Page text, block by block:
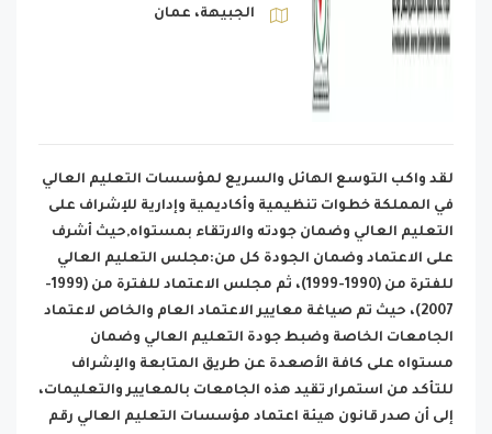
الجبيهة، عمان
لقد واكب التوسع الهائل والسريع لمؤسسات التعليم العالي
في المملكة خطوات تنظيمية وأكاديمية وإدارية للإشراف على
التعليم العالي وضمان جودته والارتقاء بمستواه,حيث أشرف
على الاعتماد وضمان الجودة كل من:مجلس التعليم العالي
للفترة من (1990-1999)، ثم مجلس الاعتماد للفترة من (1999-
2007)، حيث تم صياغة معايير الاعتماد العام والخاص لاعتماد
الجامعات الخاصة وضبط جودة التعليم العالي وضمان
مستواه على كافة الأصعدة عن طريق المتابعة والإشراف
للتأكد من استمرار تقيد هذه الجامعات بالمعايير والتعليمات،
إلى أن صدر قانون هيئة اعتماد مؤسسات التعليم العالي رقم